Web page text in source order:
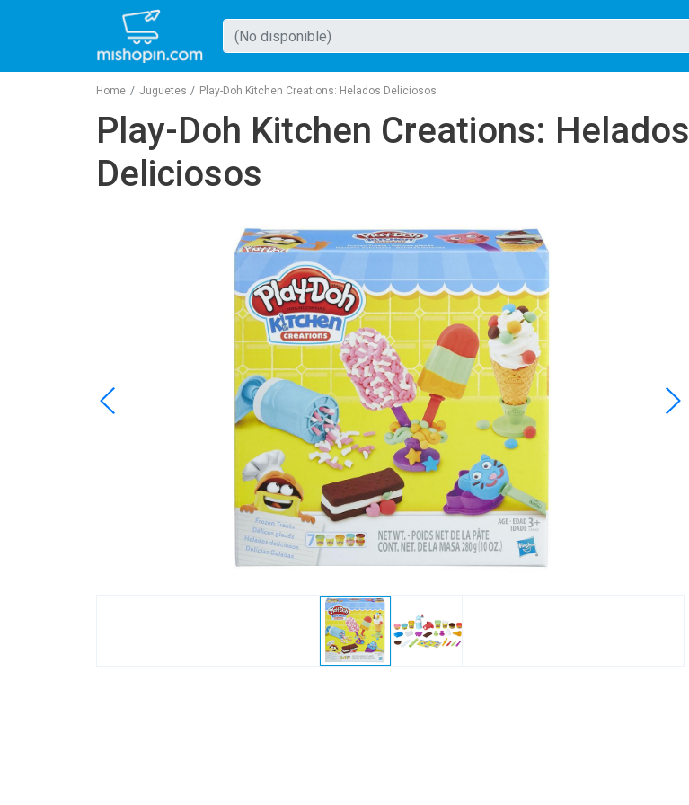
Mishopin
Buscar producto
Home Juguetes Play-Doh Kitchen Creations: Helados Deliciosos
Play-Doh Kitchen Creations: Helados
Deliciosos